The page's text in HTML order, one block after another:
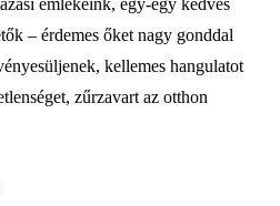
emlékeink, egy-egy kedves
– érdemes őket nagy gonddal
kellemes hangulatot
zűrzavart az otthon